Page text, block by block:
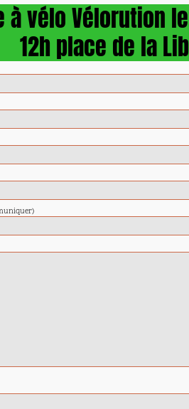
vélo Vélorution
12h place de la